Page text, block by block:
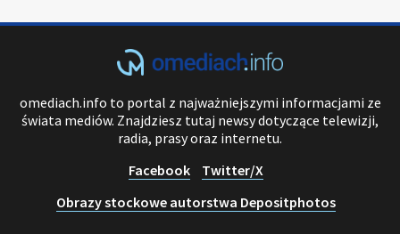
omediach.info to portal z najważniejszymi informacjami ze
świata mediów. Znajdziesz tutaj newsy dotyczące telewizji,
radia, prasy oraz internetu.
Facebook
Twitter/X
Obrazy stockowe autorstwa Depositphotos